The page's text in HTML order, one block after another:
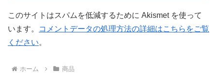
このサイトはスパムを低減するために Akismet を使って
います。
コメントデータの処理方法の詳細はこちらをご覧
ください。
ホーム 商品